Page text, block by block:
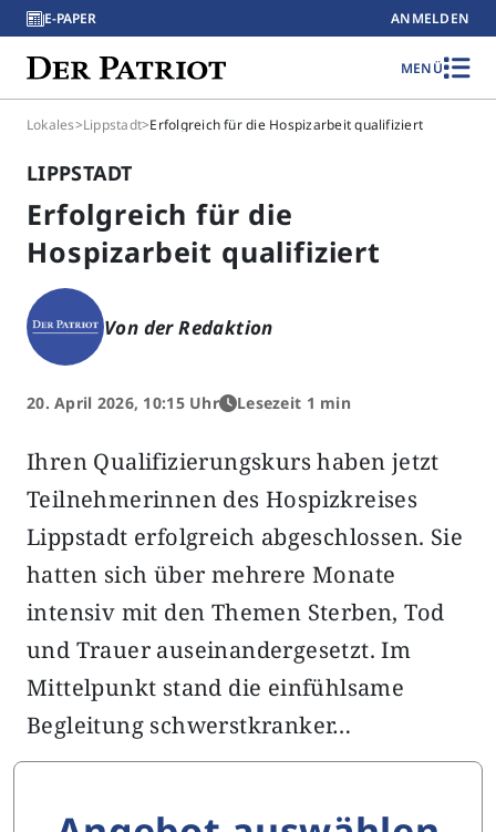
E-PAPER ANMELDEN
MENÜ
Lokales>Lippstadt>Erfolgreich für die Hospizarbeit qualifiziert
LIPPSTADT
Erfolgreich für die
Hospizarbeit qualifiziert
Von der Redaktion
20. April 2026, 10:15 Uhr Lesezeit 1 min
Ihren Qualifizierungskurs haben jetzt
Teilnehmerinnen des Hospizkreises
Lippstadt erfolgreich abgeschlossen. Sie
hatten sich über mehrere Monate
intensiv mit den Themen Sterben, Tod
und Trauer auseinandergesetzt. Im
Mittelpunkt stand die einfühlsame
Begleitung schwerstkranker…